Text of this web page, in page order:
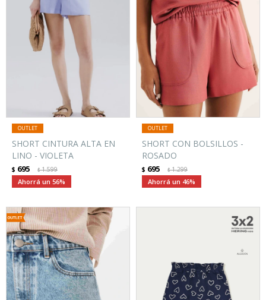
SHORT CINTURA ALTA EN
LINO - VIOLETA
$ 695 $1.599
56
SHORT CON BOLSILLOS -
ROSADO
$ 695 $1.299
46